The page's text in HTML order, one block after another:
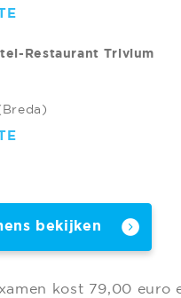
Restaurant Trivium
bekijken
kost 79,00 euro